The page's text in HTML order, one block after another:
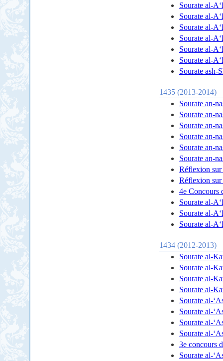
Sourate al-
Sourate al-
Sourate al-
Sourate al-
Sourate al-
Sourate al-
Sourate ash-
1435 (2013-2014)
Sourate an-
Sourate an-
Sourate an-
Sourate an-
Sourate an-
Sourate an-
4e Concours
Sourate al-
Sourate al-
Sourate al-
1434 (2012-2013)
Sourate al-
Sourate al-
Sourate al-
Sourate al-
Sourate al-
Sourate al-
Sourate al-
Sourate al-
3e concours
Sourate al-